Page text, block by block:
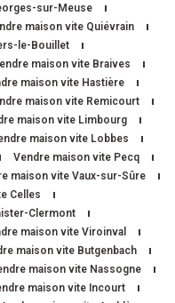
sur-Meuse
maison vite Quiévrain
le-Bouillet
maison vite Braives
maison vite Hastière
maison vite Remicourt
maison vite Limbourg
maison vite Lobbes
Vendre maison vite Pecq
maison vite Vaux-sur-Sûre
Celles
Clermont
maison vite Viroinval
maison vite Butgenbach
maison vite Nassogne
maison vite Incourt